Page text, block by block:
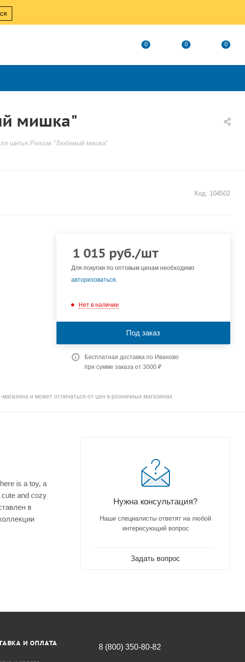
0 0 0
мишка"
шитья Рюкзак "Любимый мишка"
Код: 104502
1 015 руб./шт
Для покупки по оптовым ценам необходимо
авторизоваться.
Нет в наличии
Под заказ
Бесплатная доставка по Иваново
при сумме заказа от 3000 ₽
и может отличаться от цен в розничных магазинах
is a toy, a
and cozy
в
Нужна консультация?
Наши специалисты ответят на любой
интересующий вопрос
Задать вопрос
И ОПЛАТА 8 (800) 350-80-82